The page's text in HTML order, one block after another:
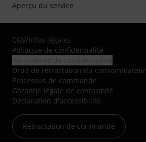
Aperçu du service
CGV/Infos légales
Politique de confidentialité
Droit de rétractation du consommateur
Processus de commande
Garantie légale de conformité
Déclaration d'accessibilité
Rétractation de commande